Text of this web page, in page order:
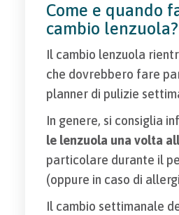
Come e quando
cambio lenzuola?
Il cambio lenzuola
che dovrebbero fare
planner di pulizie
In genere, si consiglia
le lenzuola una volta
particolare durante il
(oppure in caso di
Il cambio settimanale